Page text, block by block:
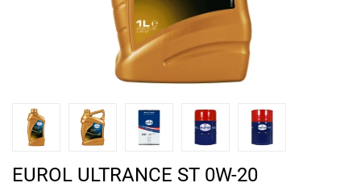
EUROL ULTRANCE ST 0W-20